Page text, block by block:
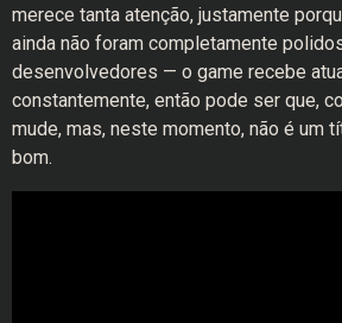
merece tanta atenção, justamente
ainda não foram completamente
desenvolvedores — o game recebe
constantemente, então pode ser que,
mude, mas, neste momento, não é um
bom.